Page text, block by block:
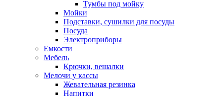
Тумбы под мойку
Мойки
Подставки, сушилки для посуды
Посуда
Электроприборы
Емкости
Мебель
Крючки, вешалки
Мелочи у кассы
Жевательная резинка
Напитки